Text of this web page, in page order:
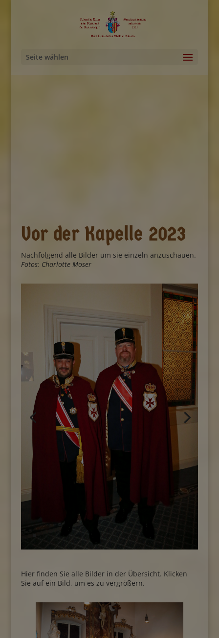
Seite wählen
Vor der Kapelle 2023
Nachfolgend alle Bilder um sie einzeln anzuschauen.
Fotos: Charlotte Moser
Hier finden Sie alle Bilder in der Übersicht. Klicken
Sie auf ein Bild, um es zu vergrößern.